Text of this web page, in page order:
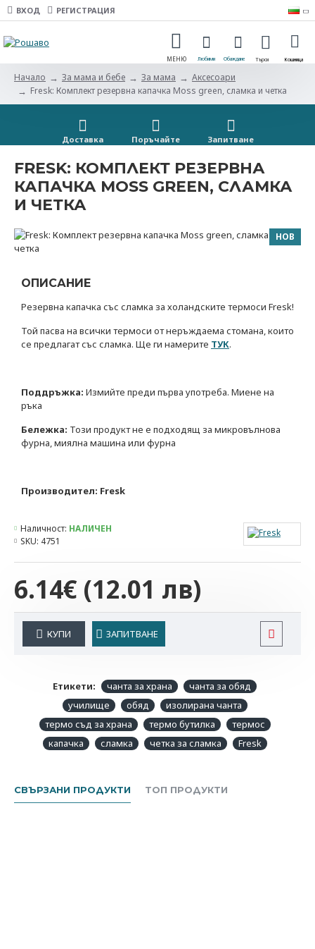
ВХОД РЕГИСТРАЦИЯ
Начало За мама и бебе За мама
Aксесоари
Fresk: Комплект резервна капачка Moss green, сламка и четка
Доставка Поръчайте Запитванe
FRESK: КОМПЛЕКТ РЕЗЕРВНА
КАПАЧКА MOSS GREEN, СЛАМКА
И ЧЕТКА
НОВ
ОПИСАНИЕ
Резервна капачка със сламка за холандските термоси Fresk!
Той пасва на всички термоси от неръждаема стомана, които
се предлагат със сламка. Ще ги намерите ТУК.
Поддръжка: Измийте преди първа употреба. Миене на
ръка
Бележка: Този продукт не е подходящ за микровълнова
фурна, миялна машина или фурна
Производител: Fresk
6.14€ (12.01 лв)
Наличност: НАЛИЧЕН
SKU: 4751
КУПИ ЗАПИТВАНЕ
Етикети: чанта за храна
чанта за обяд
училище
обяд
изолирана чанта
термо съд за храна
термо бутилка
термос
капачка
сламка четка за сламка Fresk
СВЪРЗАНИ ПРОДУКТИ ТОП ПРОДУКТИ